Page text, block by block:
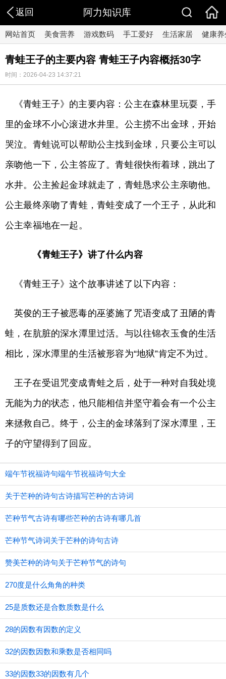
返回 阿力知识库
网站首页 美食营养 游戏数码 手工爱好 生活家居 健康养
青蛙王子的主要内容 青蛙王子内容概括30字
时间：2026-04-23 14:37:21
《青蛙王子》的主要内容：公主在森林里玩耍，手
里的金球不小心滚进水井里。公主捞不出金球，开始
哭泣。青蛙说可以帮助公主找到金球，只要公主可以
亲吻他一下，公主答应了。青蛙很快衔着球，跳出了
水井。公主捡起金球就走了，青蛙恳求公主亲吻他。
公主最终亲吻了青蛙，青蛙变成了一个王子，从此和
公主幸福地在一起。
《青蛙王子》讲了什么内容
《青蛙王子》这个故事讲述了以下内容：
英俊的王子被恶毒的巫婆施了咒语变成了丑陋的青
蛙，在肮脏的深水潭里过活。与以往锦衣玉食的生活
相比，深水潭里的生活被形容为“地狱”肯定不为过。
王子在受诅咒变成青蛙之后，处于一种对自我处境
无能为力的状态，他只能相信并坚守着会有一个公主
来拯救自己。终于，公主的金球落到了深水潭里，王
子的守望得到了回应。
端午节祝福诗句端午节祝福诗句大全
关于芒种的诗句古诗描写芒种的古诗词
芒种节气古诗有哪些芒种的古诗有哪几首
芒种节气诗词关于芒种的诗句古诗
赞美芒种的诗句关于芒种节气的诗句
270度是什么角角的种类
25是质数还是合数质数是什么
28的因数有因数的定义
32的因数因数和乘数是否相同吗
33的因数33的因数有几个